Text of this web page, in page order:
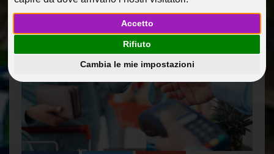
Accetto
Rifiuto
Cambia le mie impostazioni